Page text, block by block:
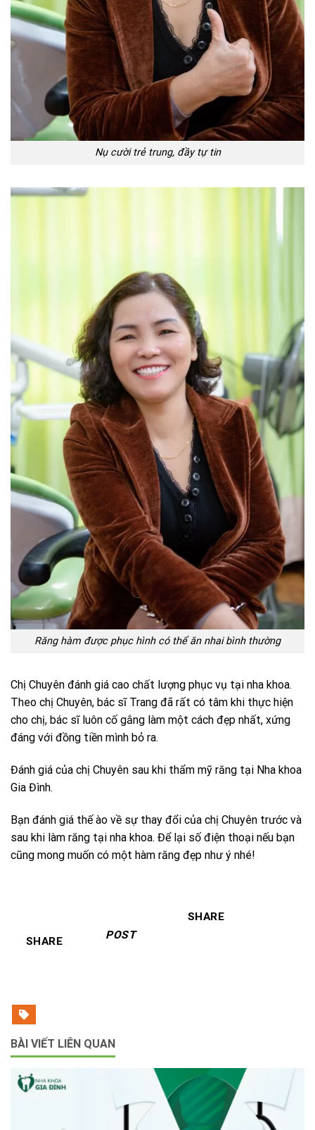
Nụ cười trẻ trung, đầy tự tin
Răng hàm được phục hình có thể ăn nhai bình thường
Chị Chuyên đánh giá cao chất lượng phục vụ tại nha khoa.
Theo chị Chuyên, bác sĩ Trang đã rất có tâm khi thực hiện
cho chị, bác sĩ luôn cố gắng làm một cách đẹp nhất, xứng
đáng với đồng tiền mình bỏ ra.
Đánh giá của chị Chuyên sau khi thẩm mỹ răng tại Nha khoa
Gia Đình.
Bạn đánh giá thế ào về sự thay đổi của chị Chuyên trước và
sau khi làm răng tại nha khoa. Để lại số điện thoại nếu bạn
cũng mong muốn có một hàm răng đẹp như ý nhé!
SHARE
POST
SHARE
BÀI VIẾT LIÊN QUAN